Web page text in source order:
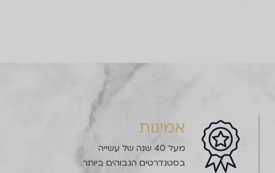
אמינות
מעל 40 שנה של עשייה
בסטנדרטים הגבוהים ביותר